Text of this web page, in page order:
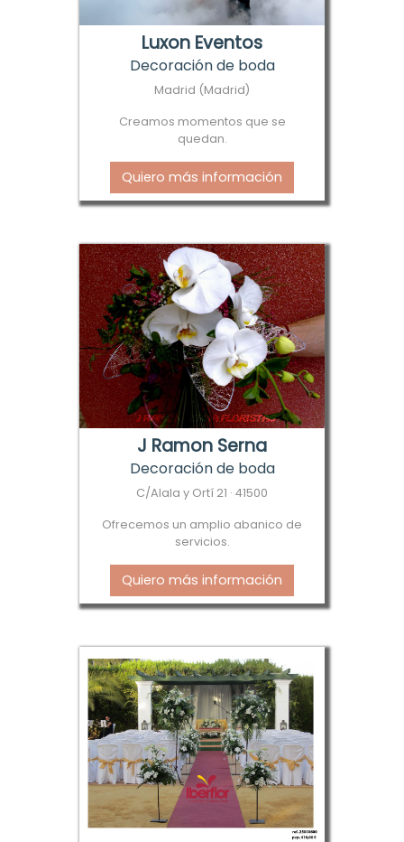
Luxon Eventos
Decoración de boda
Madrid (Madrid)
Creamos momentos que se
quedan.
Quiero más información
J Ramon Serna
Decoración de boda
C/Alala y Ortí 21 · 41500
Ofrecemos un amplio abanico de
servicios.
Quiero más información